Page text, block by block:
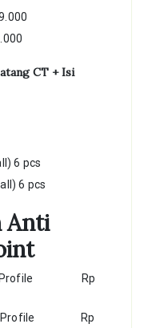
CT + Isi
6 pcs
6 pcs
Anti
Profile Rp
Profile Rp